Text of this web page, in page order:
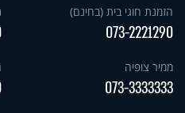
הזמנת חוגי בית (בחינם)
073-2221290
ממיר צופיה
073-3333333